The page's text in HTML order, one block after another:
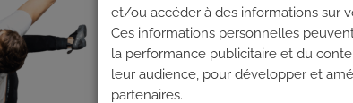
et/ou accéder à des informations sur
Ces informations personnelles
la performance publicitaire et du
leur audience, pour développer et
partenaires.